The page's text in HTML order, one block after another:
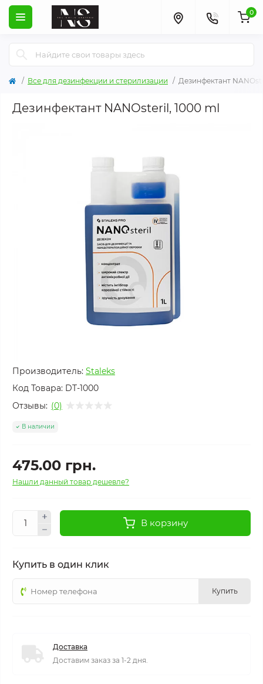
0
Все для дезинфекции и стерилизации Дезинфектант
Дезинфектант NANOsteril, 1000 ml
Производитель: Staleks
Код Товара: DT-1000
Отзывы: (0)
В наличии
475.00 грн.
Нашли данный товар дешевле?
В корзину
Купить в один клик
Купить
Доставка
Доставим заказ за 1-2 дня.